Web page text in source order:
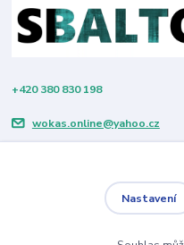
+420 380 830 198
wokas.online@yahoo.cz
Nastavení